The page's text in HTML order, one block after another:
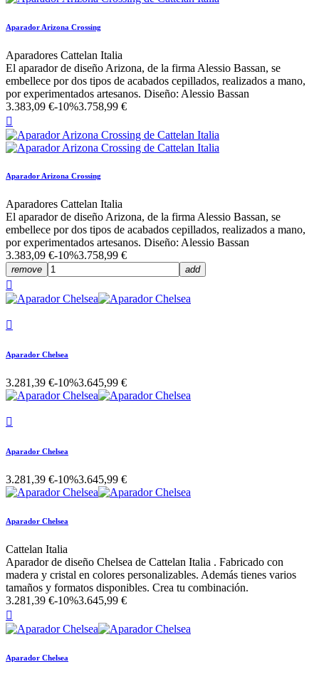
Aparador Arizona Crossing
Aparadores Cattelan Italia
El aparador de diseño Arizona, de la firma Alessio Bassan, se
embellece por dos tipos de acabados cepillados, realizados a mano,
por experimentados artesanos. Diseño: Alessio Bassan
3.383,09 €-10%3.758,99 €

Aparador Arizona Crossing
Aparadores Cattelan Italia
El aparador de diseño Arizona, de la firma Alessio Bassan, se
embellece por dos tipos de acabados cepillados, realizados a mano,
por experimentados artesanos. Diseño: Alessio Bassan
3.383,09 €-10%3.758,99 €
remove add


Aparador Chelsea
3.281,39 €-10%3.645,99 €

Aparador Chelsea
3.281,39 €-10%3.645,99 €
Aparador Chelsea
Cattelan Italia
Aparador de diseño Chelsea de Cattelan Italia . Fabricado con
madera y cristal en colores personalizables. Además tienes varios
tamaños y formatos disponibles. Crea tu combinación.
3.281,39 €-10%3.645,99 €

Aparador Chelsea